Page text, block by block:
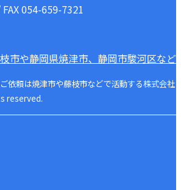
054-659-7321
市や静岡県焼津市、静岡市駿河区な
依頼は焼津市や藤枝市などで活動する株式会社
reserved.